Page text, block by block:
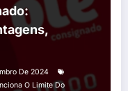
De 2024
O Limite Do